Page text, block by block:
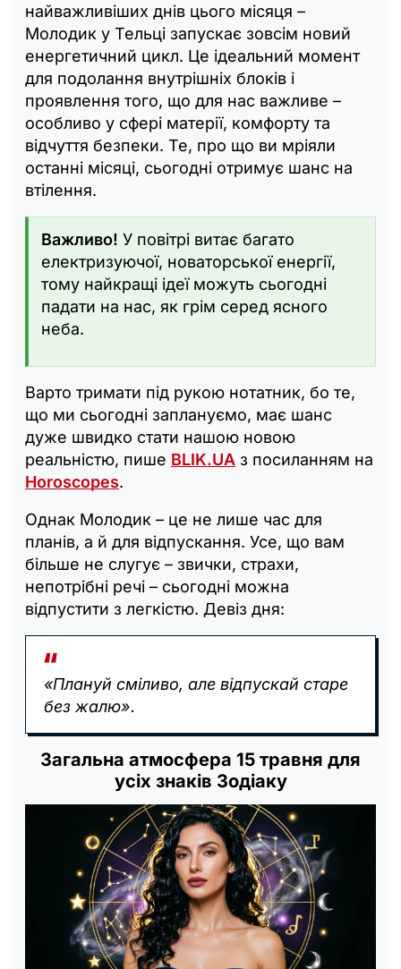
найважливіших днів цього місяця –
Молодик у Тельці запускає зовсім новий
енергетичний цикл. Це ідеальний момент
для подолання внутрішніх блоків і
проявлення того, що для нас важливе –
особливо у сфері матерії, комфорту та
відчуття безпеки. Те, про що ви мріяли
останні місяці, сьогодні отримує шанс на
втілення.
Важливо! У повітрі витає багато
електризуючої, новаторської енергії,
тому найкращі ідеї можуть сьогодні
падати на нас, як грім серед ясного
неба.
Варто тримати під рукою нотатник, бо те,
що ми сьогодні заплануємо, має шанс
дуже швидко стати нашою новою
реальністю, пише BLIK.UA з посиланням на
Horoscopes.
Однак Молодик – це не лише час для
планів, а й для відпускання. Усе, що вам
більше не слугує – звички, страхи,
непотрібні речі – сьогодні можна
відпустити з легкістю. Девіз дня:
«Плануй сміливо, але відпускай старе
без жалю».
Загальна атмосфера 15 травня для
усіх знаків Зодіаку